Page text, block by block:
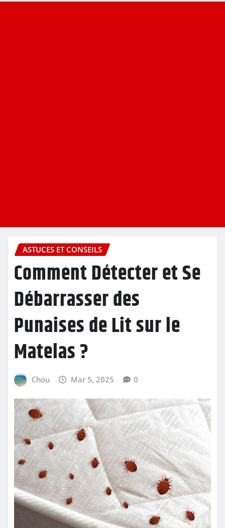
ASTUCES ET CONSEILS
Comment Détecter et Se
Débarrasser des
Punaises de Lit sur le
Matelas ?
Chou Mar 5, 2025 0